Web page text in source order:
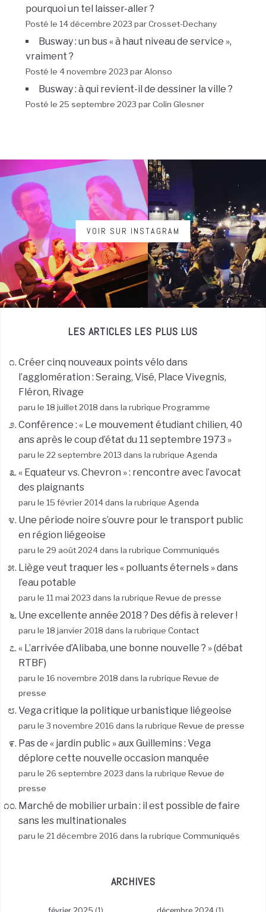
pourquoi un tel laisser-aller ?
Posté le 14 décembre 2023 par Crosset-Dechany
Busway : un bus « à haut niveau de service »,
vraiment ?
Posté le 4 novembre 2023 par Alonso
Busway : à qui revient-il de dessiner la ville ?
Posté le 25 septembre 2023 par Colin Glesner
VOIR SUR INSTAGRAM
LES ARTICLES LES PLUS LUS
Créer cinq nouveaux points vélo dans
l’agglomération : Seraing, Visé, Place Vivegnis,
Fléron, Rivage
paru le 18 juillet 2018 dans la rubrique Programme
Conférence : « Le mouvement étudiant chilien, 40
ans après le coup d’état du 11 septembre 1973 »
paru le 22 septembre 2013 dans la rubrique Agenda
« Equateur vs. Chevron » : rencontre avec l’avocat
des plaignants
paru le 15 février 2014 dans la rubrique Agenda
Une période noire s’ouvre pour le transport public
en région liégeoise
paru le 29 août 2024 dans la rubrique Communiqués
Liège veut traquer les « polluants éternels » dans
l’eau potable
paru le 11 mai 2023 dans la rubrique Revue de presse
Une excellente année 2018 ? Des défis à relever !
paru le 18 janvier 2018 dans la rubrique Contact
« L’arrivée d’Alibaba, une bonne nouvelle ? » (débat
RTBF)
paru le 16 novembre 2018 dans la rubrique Revue de
presse
Vega critique la politique urbanistique liégeoise
paru le 3 novembre 2016 dans la rubrique Revue de presse
Pas de « jardin public » aux Guillemins : Vega
déplore cette nouvelle occasion manquée
paru le 26 septembre 2023 dans la rubrique Revue de
presse
Marché de mobilier urbain : il est possible de faire
sans les multinationales
paru le 21 décembre 2016 dans la rubrique Communiqués
ARCHIVES